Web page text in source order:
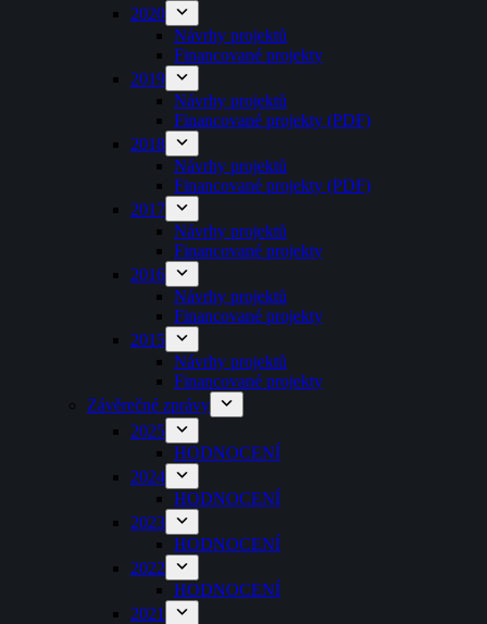
2020
Návrhy projektů
Financované projekty
2019
Návrhy projektů
Financované projekty (PDF)
2018
Návrhy projektů
Financované projekty (PDF)
2017
Návrhy projektů
Financované projekty
2016
Návrhy projektů
Financované projekty
2015
Návrhy projektů
Financované projekty
Závěrečné zprávy
2025
HODNOCENÍ
2024
HODNOCENÍ
2023
HODNOCENÍ
2022
HODNOCENÍ
2021